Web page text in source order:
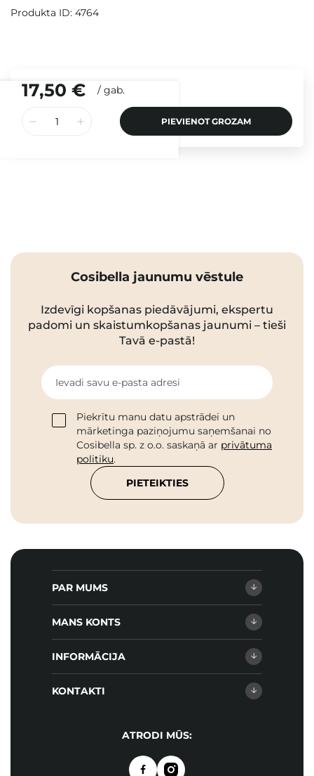
17,50 € / gab.
PIEVIENOT GROZAM
Produkta ID: 4764
Cosibella jaunumu vēstule
Izdevīgi kopšanas piedāvājumi, ekspertu
padomi un skaistumkopšanas jaunumi – tieši
Tavā e-pastā!
Ievadi savu e-pasta adresi
Piekrītu manu datu apstrādei un
mārketinga paziņojumu saņemšanai no
Cosibella sp. z o.o. saskaņā ar privātuma
politiku.
PIETEIKTIES
PAR MUMS
MANS KONTS
INFORMĀCIJA
KONTAKTI
ATRODI MŪS: